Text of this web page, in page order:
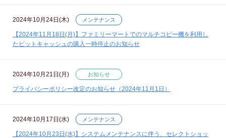
2024年10月24日(木) メンテナンス
【2024年11月18日(月)】ファミリーマートでのマルチコピー機を利用し
たビットキャッシュの購入一時停止のお知らせ
2024年10月21日(月) お知らせ
プライバシーポリシー改定のお知らせ（2024年11月1日）
2024年10月17日(水) メンテナンス
【2024年10月23日(水)】システムメンテナンスに伴う、セレクトショッ